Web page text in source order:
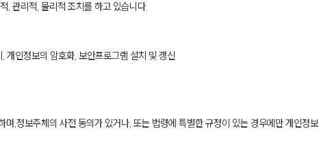
, 관리적, 물리적 조치를 하고 있습니다.
개인정보의 암호화, 보안프로그램 설치 및 갱신
,정보주체의 사전 동의가 있거나, 또는 법령에 특별한 규정이 있는 경우에만 개인정보